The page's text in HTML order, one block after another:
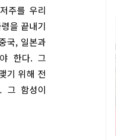
주를 우리
을 끝내기
국, 일본과
한다. 그
기 위해 전
그 함성이